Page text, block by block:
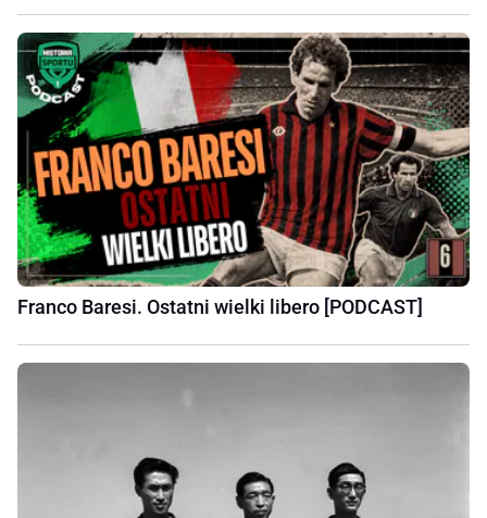
Franco Baresi. Ostatni wielki libero [PODCAST]